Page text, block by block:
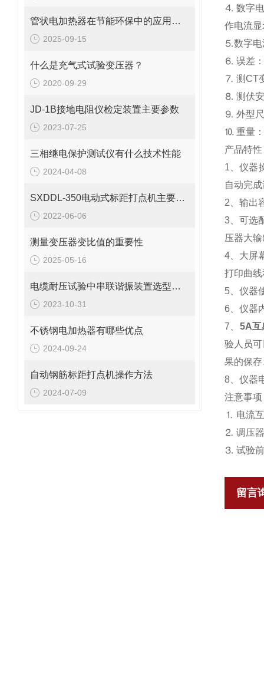
管状电加热器在节能环保中的应用与优势说明
2025-09-15
什么是充气式试验变压器？
2020-09-29
JD-1B接地电阻仪检定装置主要参数
2023-07-25
三相继电保护测试仪有什么技术性能
2024-04-08
SXDDL-350电动式标距打点机主要参数
2022-06-06
测量变压器变比值的重要性
2025-05-16
电缆耐压试验中串联谐振装置选型介绍
2023-10-31
不锈钢电加热器有哪些优点
2024-09-24
自动钢筋标距打点机操作方法
2024-07-09
⒋ 数字
作电流
⒌数字电
⒍ 误差
⒎ 测CT
⒏ 测伏
⒐ 外型
⒑ 重量
产品特性
1、仪器
自动完
2、输出
3、可选
压器大
4、大屏
打印曲
5、仪器
6、仪器
7、 5A互
验人员
果的保
8、仪器
注意事项
⒈ 电流
⒉ 调压
⒊ 试验
留言